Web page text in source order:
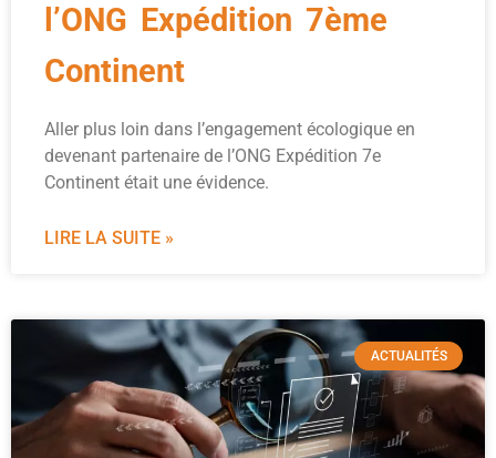
l’ONG Expédition 7ème
Continent
Aller plus loin dans l’engagement écologique en
devenant partenaire de l’ONG Expédition 7e
Continent était une évidence.
LIRE LA SUITE »
ACTUALITÉS